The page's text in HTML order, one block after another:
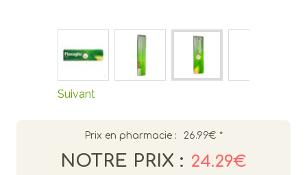
Suivant
Prix en pharmacie : 26.99€ *
NOTRE PRIX : 24.29€